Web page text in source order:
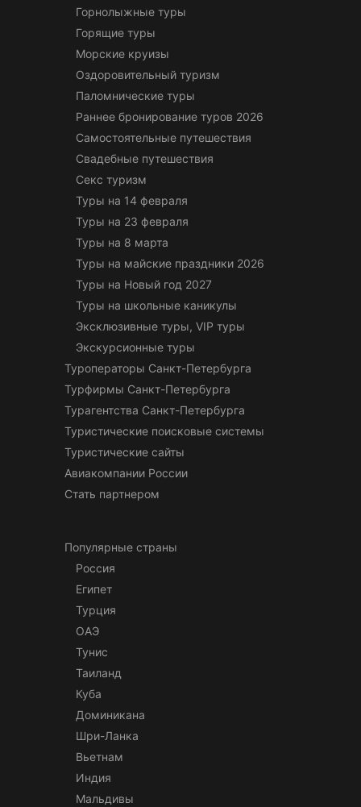
Горнолыжные туры
Горящие туры
Морские круизы
Оздоровительный туризм
Паломнические туры
Раннее бронирование туров 2026
Самостоятельные путешествия
Свадебные путешествия
Секс туризм
Туры на 14 февраля
Туры на 23 февраля
Туры на 8 марта
Туры на майские праздники 2026
Туры на Новый год 2027
Туры на школьные каникулы
Эксклюзивные туры, VIP туры
Экскурсионные туры
Туроператоры Санкт-Петербурга
Турфирмы Санкт-Петербурга
Турагентства Санкт-Петербурга
Туристические поисковые системы
Туристические сайты
Авиакомпании России
Стать партнером
Популярные страны
Россия
Египет
Турция
ОАЭ
Тунис
Таиланд
Куба
Доминикана
Шри-Ланка
Вьетнам
Индия
Мальдивы